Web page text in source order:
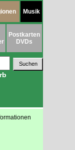
Musik
Postkarten
DVDs